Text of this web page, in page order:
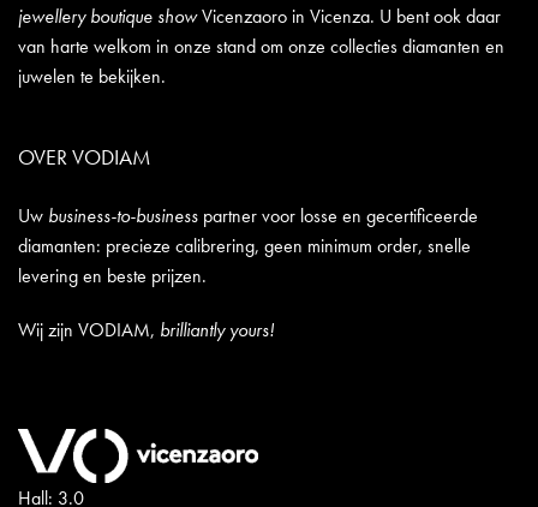
jewellery boutique showVicenzaoro in Vicenza. U bent ook daar
van harte welkom in onze stand om onze collecties diamanten en
juwelen te bekijken.
OVER VODIAM
Uw business-to-business partner voor losse en gecertificeerde
diamanten: precieze calibrering, geen minimum order, snelle
levering en beste prijzen.
Wij zijn VODIAM, brilliantly yours!
Hall: 3.0